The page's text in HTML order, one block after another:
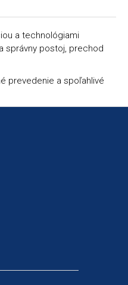
a technológiami
správny postoj, prechod
prevedenie a spoľahlivé